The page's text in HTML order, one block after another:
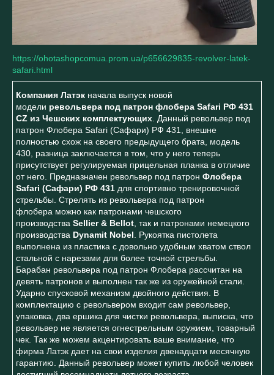
https://ohotashopcomua.prom.ua/p656629835-revolver-latek-
safari.html
Компания Латэк начала выпуск новой
модели револьвера под патрон флобера Safari РФ 431
CZ из Чешских комплектующих . Данный револьвер под
патрон Флобера Safari (Сафари) РФ 431, внешне
полностью схож на своего предыдущего брата, модель
430, разница заключается в том, что у него теперь
присутствует регулируемая прицельная планка в отличие
от него. Предназначен револьвер под патрон Флобера
Safari (Сафари) РФ 431 для спортивно тренировочной
стрельбы. Стрелять из револьвера под патрон
флобера можно как патронами чешского
производства Sellier & Bellot , так и патронами немецкого
производства Dynamit Nobel . Рукоятка пистолета
выполнена из пластика с довольно удобным хватом ствол
стальной с нарезами для более точной стрельбы.
Барабан револьвера под патрон Флобера рассчитан на
девять патронов и выполнен так же из оружейной стали.
Ударно спусковой механизм двойного действия. В
комплектацию с револьвером входит сам револьвер,
упаковка, два ершика для чистки револьвера, выписка, что
револьвер не является огнестрельным оружием, товарный
чек. Так же можем акцентировать ваше внимание, что
фирма Латэк дает на свои изделия двенадцати месячную
гарантию. Данный револьвер может купить любой человек